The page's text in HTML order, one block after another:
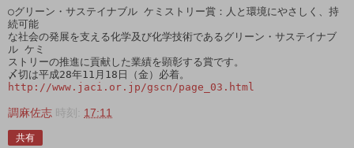
○グリーン・サステイナブル ケミストリー賞：人と環境にやさしく、持
続可能
な社会の発展を支える化学及び化学技術であるグリーン・サステイナブ
ル ケミ
ストリーの推進に貢献した業績を顕彰する賞です。
http://www.jaci.or.jp/gscn/page_03.html
調麻佐志 時刻: 17:11
共有